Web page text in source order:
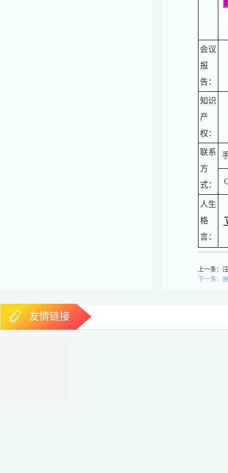
会议
报
告：
知识
产
权：
联系
方
式：
人生
格
言：
上一条：
下一条：
友情链接